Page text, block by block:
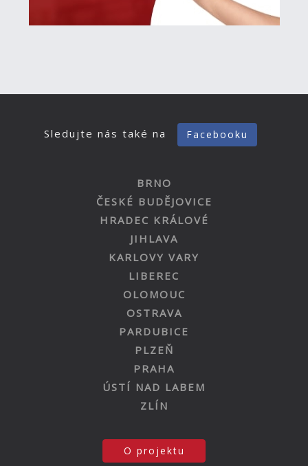
Sledujte nás také na Facebooku
BRNO
ČESKÉ BUDĚJOVICE
HRADEC KRÁLOVÉ
JIHLAVA
KARLOVY VARY
LIBEREC
OLOMOUC
OSTRAVA
PARDUBICE
PLZEŇ
PRAHA
ÚSTÍ NAD LABEM
ZLÍN
O projektu